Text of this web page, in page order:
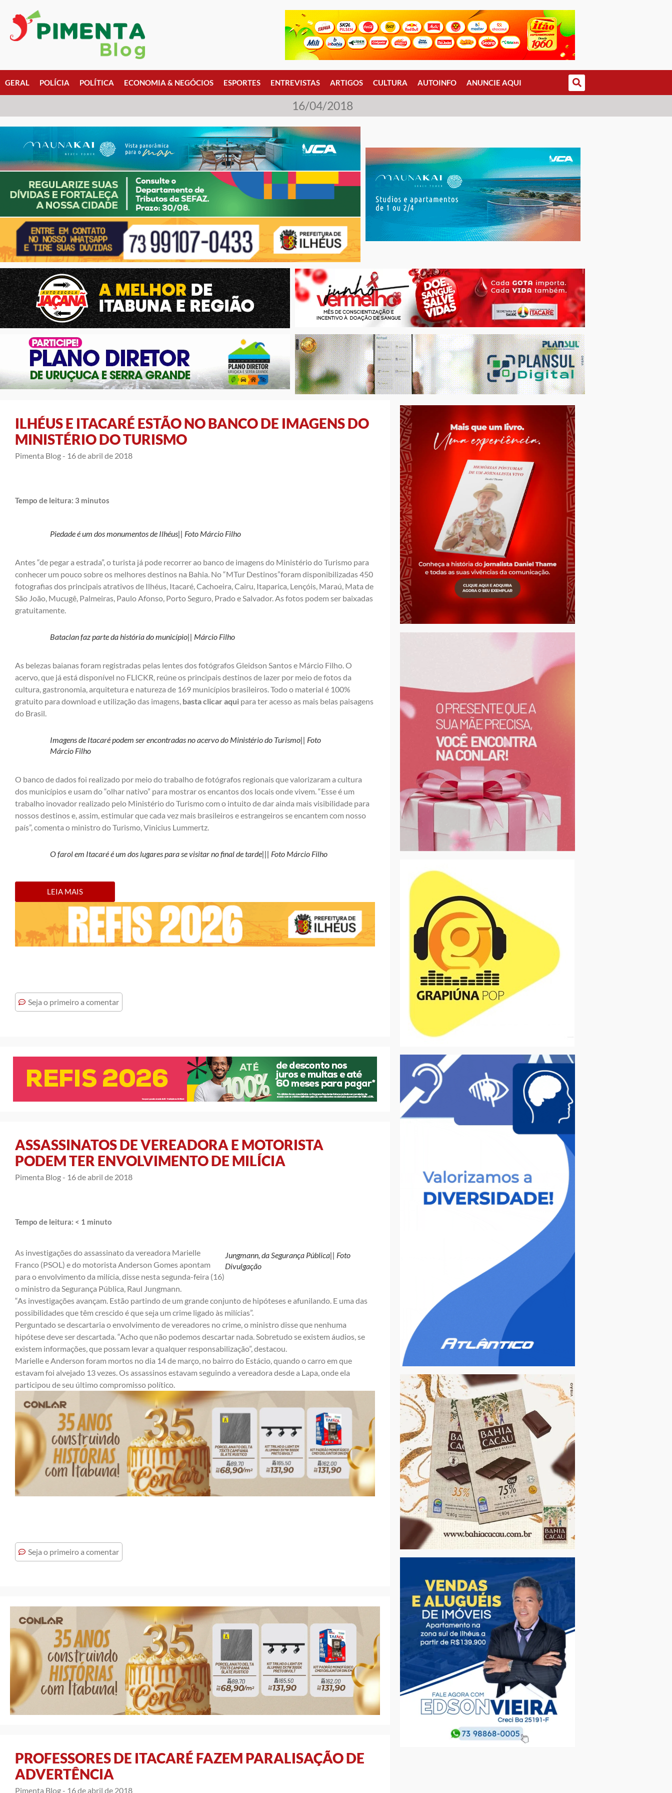
GERAL POLÍCIA POLÍTICA ECONOMIA & NEGÓCIOS ESPORTES ENTREVISTAS ARTIGOS CULTURA AUTOINFO ANUNCIE AQUI
16/04/2018
ILHÉUS E ITACARÉ ESTÃO NO BANCO DE IMAGENS DO
MINISTÉRIO DO TURISMO
Pimenta Blog - 16 de abril de 2018
Tempo de leitura: 3 minutos
Piedade é um dos monumentos de Ilhéus|| Foto Márcio Filho
Antes “de pegar a estrada”, o turista já pode recorrer ao banco de imagens do Ministério do Turismo para
conhecer um pouco sobre os melhores destinos na Bahia. No “MTur Destinos”foram disponibilizadas 450
fotografias dos principais atrativos de Ilhéus, Itacaré, Cachoeira, Cairu, Itaparica, Lençóis, Maraú, Mata de
São João, Mucugê, Palmeiras, Paulo Afonso, Porto Seguro, Prado e Salvador. As fotos podem ser baixadas
gratuitamente.
Bataclan faz parte da história do município|| Márcio Filho
As belezas baianas foram registradas pelas lentes dos fotógrafos Gleidson Santos e Márcio Filho. O
acervo, que já está disponível no FLICKR, reúne os principais destinos de lazer por meio de fotos da
cultura, gastronomia, arquitetura e natureza de 169 municípios brasileiros. Todo o material é 100%
gratuito para download e utilização das imagens, basta clicar aqui para ter acesso as mais belas paisagens
do Brasil.
Imagens de Itacaré podem ser encontradas no acervo do Ministério do Turismo|| Foto
Márcio Filho
O banco de dados foi realizado por meio do trabalho de fotógrafos regionais que valorizaram a cultura
dos municípios e usam do “olhar nativo” para mostrar os encantos dos locais onde vivem. “Esse é um
trabalho inovador realizado pelo Ministério do Turismo com o intuito de dar ainda mais visibilidade para
nossos destinos e, assim, estimular que cada vez mais brasileiros e estrangeiros se encantem com nosso
país”, comenta o ministro do Turismo, Vinicius Lummertz.
O farol em Itacaré é um dos lugares para se visitar no final de tarde||| Foto Márcio Filho
LEIA MAIS
Seja o primeiro a comentar
ASSASSINATOS DE VEREADORA E MOTORISTA
PODEM TER ENVOLVIMENTO DE MILÍCIA
Pimenta Blog - 16 de abril de 2018
Tempo de leitura: < 1 minuto
Jungmann, da Segurança Pública|| Foto
Divulgação
As investigações do assassinato da vereadora Marielle
Franco (PSOL) e do motorista Anderson Gomes apontam
para o envolvimento da milícia, disse nesta segunda-feira (16)
o ministro da Segurança Pública, Raul Jungmann.
“As investigações avançam. Estão partindo de um grande conjunto de hipóteses e afunilando. E uma das
possibilidades que têm crescido é que seja um crime ligado às milícias”.
Perguntado se descartaria o envolvimento de vereadores no crime, o ministro disse que nenhuma
hipótese deve ser descartada. “Acho que não podemos descartar nada. Sobretudo se existem áudios, se
existem informações, que possam levar a qualquer responsabilização”, destacou.
Marielle e Anderson foram mortos no dia 14 de março, no bairro do Estácio, quando o carro em que
estavam foi alvejado 13 vezes. Os assassinos estavam seguindo a vereadora desde a Lapa, onde ela
participou de seu último compromisso político.
Seja o primeiro a comentar
PROFESSORES DE ITACARÉ FAZEM PARALISAÇÃO DE
ADVERTÊNCIA
Pimenta Blog - 16 de abril de 2018